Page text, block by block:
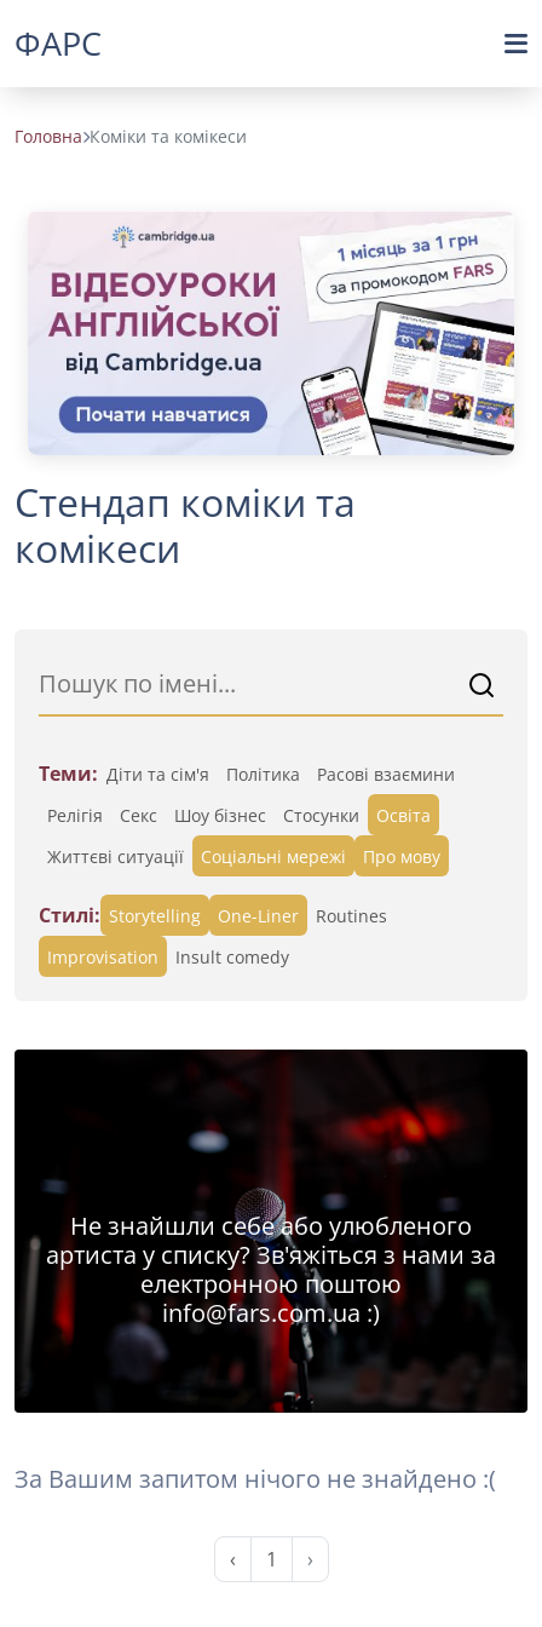
ФАРС
Головна Коміки та комікеси
Стендап коміки та
комікеси
Теми: Діти та сім'я Політика
Расові взаємини
Релігія
Секс Шоу бізнес Стосунки
Освіта
Життєві ситуації
Cоціальні мережі Про мову
Стилі: Storytelling One-Liner
Routines
Improvisation
Insult comedy
Не знайшли себе або улюбленого
артиста у списку? Зв'яжіться з нами за
електронною поштою
info@fars.com.ua :)
За Вашим запитом нічого не знайдено :(
‹ 1 ›